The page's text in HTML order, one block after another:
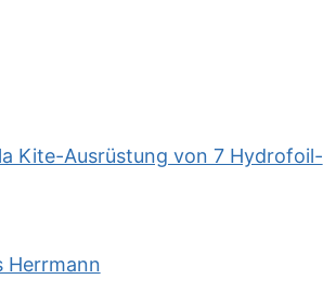
Kite-Ausrüstung von 7 Hydrofoil-
Herrmann